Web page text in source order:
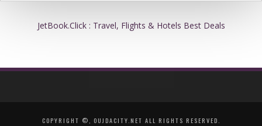
JetBook.Click : Travel, Flights & Hotels Best Deals
COPYRIGHT ©, OUJDACITY.NET ALL RIGHTS RESERVED.